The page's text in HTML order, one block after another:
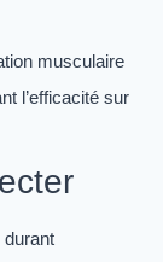
musculaire
l’efficacité sur